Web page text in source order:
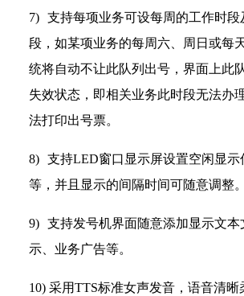
7) 支持每项业务可设每周的工作时
段，如某项业务的每周六、周日或每
统将自动不让此队列出号，界面上此
失效状态，即相关业务此时段无法办
法打印出号票。
8) 支持LED窗口显示屏设置空闲显
等，并且显示的间隔时间可随意调整。
9) 支持发号机界面随意添加显示文本
示、业务广告等。
10) 采用TTS标准女声发音，语音清